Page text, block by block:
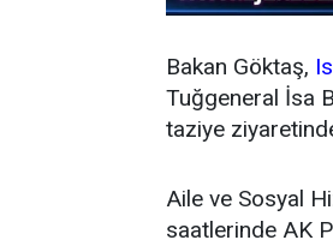
Bakan Göktaş,
Tuğgeneral İsa
taziye
Aile ve Sosyal
saatlerinde AK